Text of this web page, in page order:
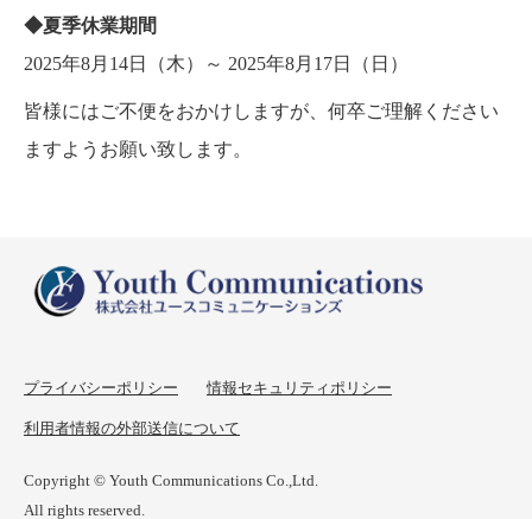
◆夏季休業期間
2025年8月14日（木）～ 2025年8月17日（日）
皆様にはご不便をおかけしますが、何卒ご理解ください
ますようお願い致します。
プライバシーポリシー 情報セキュリティポリシー
利用者情報の外部送信について
Copyright © Youth Communications Co.,Ltd.
All rights reserved.